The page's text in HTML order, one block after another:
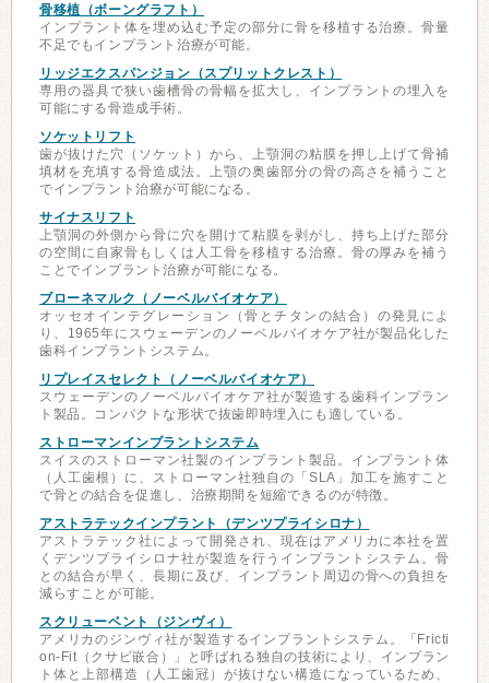
骨移植（ボーングラフト）
インプラント体を埋め込む予定の部分に骨を移植する治療。骨量
不足でもインプラント治療が可能。
リッジエクスパンジョン（スプリットクレスト）
専用の器具で狭い歯槽骨の骨幅を拡大し、インプラントの埋入を
可能にする骨造成手術。
ソケットリフト
歯が抜けた穴（ソケット）から、上顎洞の粘膜を押し上げて骨補
填材を充填する骨造成法。上顎の奥歯部分の骨の高さを補うこと
でインプラント治療が可能になる。
サイナスリフト
上顎洞の外側から骨に穴を開けて粘膜を剥がし、持ち上げた部分
の空間に自家骨もしくは人工骨を移植する治療。骨の厚みを補う
ことでインプラント治療が可能になる。
ブローネマルク（ノーベルバイオケア）
オッセオインテグレーション（骨とチタンの結合）の発見によ
り、1965年にスウェーデンのノーベルバイオケア社が製品化した
歯科インプラントシステム。
リプレイスセレクト（ノーベルバイオケア）
スウェーデンのノーベルバイオケア社が製造する歯科インプラン
ト製品。コンパクトな形状で抜歯即時埋入にも適している。
ストローマンインプラントシステム
スイスのストローマン社製のインプラント製品。インプラント体
（人工歯根）に、ストローマン社独自の「SLA」加工を施すこと
で骨との結合を促進し、治療期間を短縮できるのが特徴。
アストラテックインプラント（デンツプライシロナ）
アストラテック社によって開発され、現在はアメリカに本社を置
くデンツプライシロナ社が製造を行うインプラントシステム。骨
との結合が早く、長期に及び、インプラント周辺の骨への負担を
減らすことが可能。
スクリューベント（ジンヴィ）
アメリカのジンヴィ社が製造するインプラントシステム。「Fricti
on-Fit（クサビ嵌合）」と呼ばれる独自の技術により、インプラン
ト体と上部構造（人工歯冠）が抜けない構造になっているため、